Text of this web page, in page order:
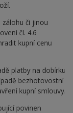
či jinou
čl. 4.6
kupní cenu
platby na dobírku
bezhotovostní
kupní smlouvy.
povinen